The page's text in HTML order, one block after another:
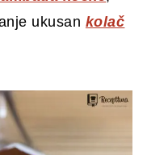
ukusan kolač